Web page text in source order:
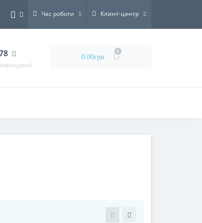
Час роботи Клієнт-центр
0.00грн.
0